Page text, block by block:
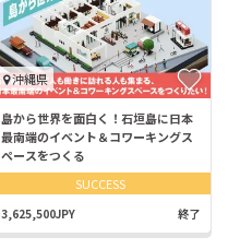
沖縄県
島から世界を面白く！石垣島に日本
最南端のイベント＆コワーキングス
ペースをつくる
SUCCESS
3,625,500JPY 終了